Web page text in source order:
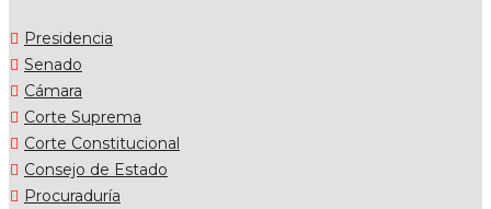
Presidencia
Senado
Cámara
Corte Suprema
Corte Constitucional
Consejo de Estado
Procuraduría